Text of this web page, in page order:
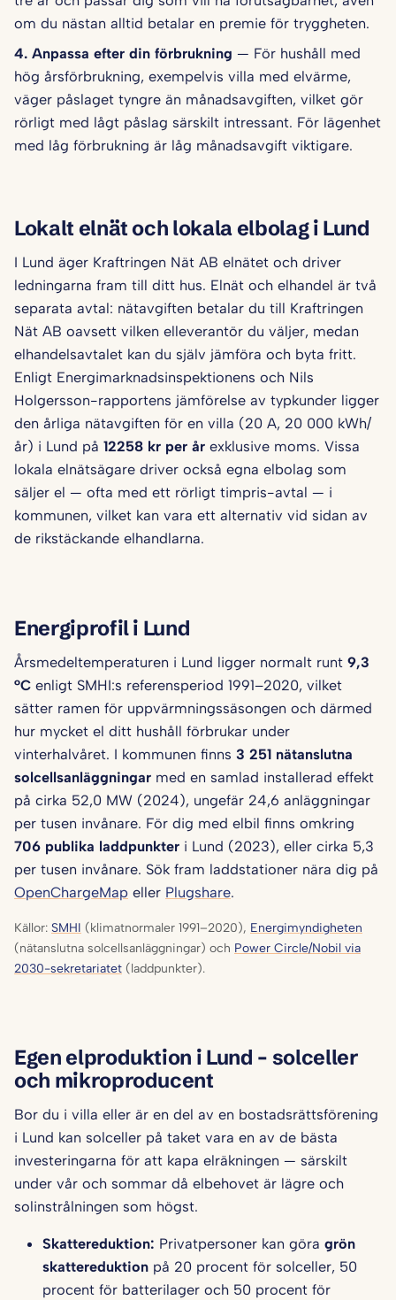
om du nästan alltid betalar en premie för tryggheten.
4. Anpassa efter din förbrukning — För hushåll med
hög årsförbrukning, exempelvis villa med elvärme,
väger påslaget tyngre än månadsavgiften, vilket gör
rörligt med lågt påslag särskilt intressant. För lägenhet
med låg förbrukning är låg månadsavgift viktigare.
Lokalt elnät och lokala elbolag i Lund
I Lund äger Kraftringen Nät AB elnätet och driver
ledningarna fram till ditt hus. Elnät och elhandel är två
separata avtal: nätavgiften betalar du till Kraftringen
Nät AB oavsett vilken elleverantör du väljer, medan
elhandelsavtalet kan du själv jämföra och byta fritt.
Enligt Energimarknadsinspektionens och Nils
Holgersson-rapportens jämförelse av typkunder ligger
den årliga nätavgiften för en villa (20 A, 20 000 kWh/
år) i Lund på 12258 kr per år exklusive moms. Vissa
lokala elnätsägare driver också egna elbolag som
säljer el — ofta med ett rörligt timpris-avtal — i
kommunen, vilket kan vara ett alternativ vid sidan av
de rikstäckande elhandlarna.
Energiprofil i Lund
Årsmedeltemperaturen i Lund ligger normalt runt 9,3
°C enligt SMHI:s referensperiod 1991–2020, vilket
sätter ramen för uppvärmningssäsongen och därmed
hur mycket el ditt hushåll förbrukar under
vinterhalvåret. I kommunen finns 3 251 nätanslutna
solcellsanläggningar med en samlad installerad effekt
på cirka 52,0 MW (2024), ungefär 24,6 anläggningar
per tusen invånare. För dig med elbil finns omkring
706 publika laddpunkter i Lund (2023), eller cirka 5,3
per tusen invånare. Sök fram laddstationer nära dig på
OpenChargeMap eller Plugshare.
Källor: SMHI (klimatnormaler 1991–2020), Energimyndigheten
(nätanslutna solcellsanläggningar) och Power Circle/Nobil via
2030-sekretariatet (laddpunkter).
Egen elproduktion i Lund – solceller
och mikroproducent
Bor du i villa eller är en del av en bostadsrättsförening
i Lund kan solceller på taket vara en av de bästa
investeringarna för att kapa elräkningen — särskilt
under vår och sommar då elbehovet är lägre och
solinstrålningen som högst.
Skattereduktion: Privatpersoner kan göra grön
skattereduktion på 20 procent för solceller, 50
procent för batterilager och 50 procent för